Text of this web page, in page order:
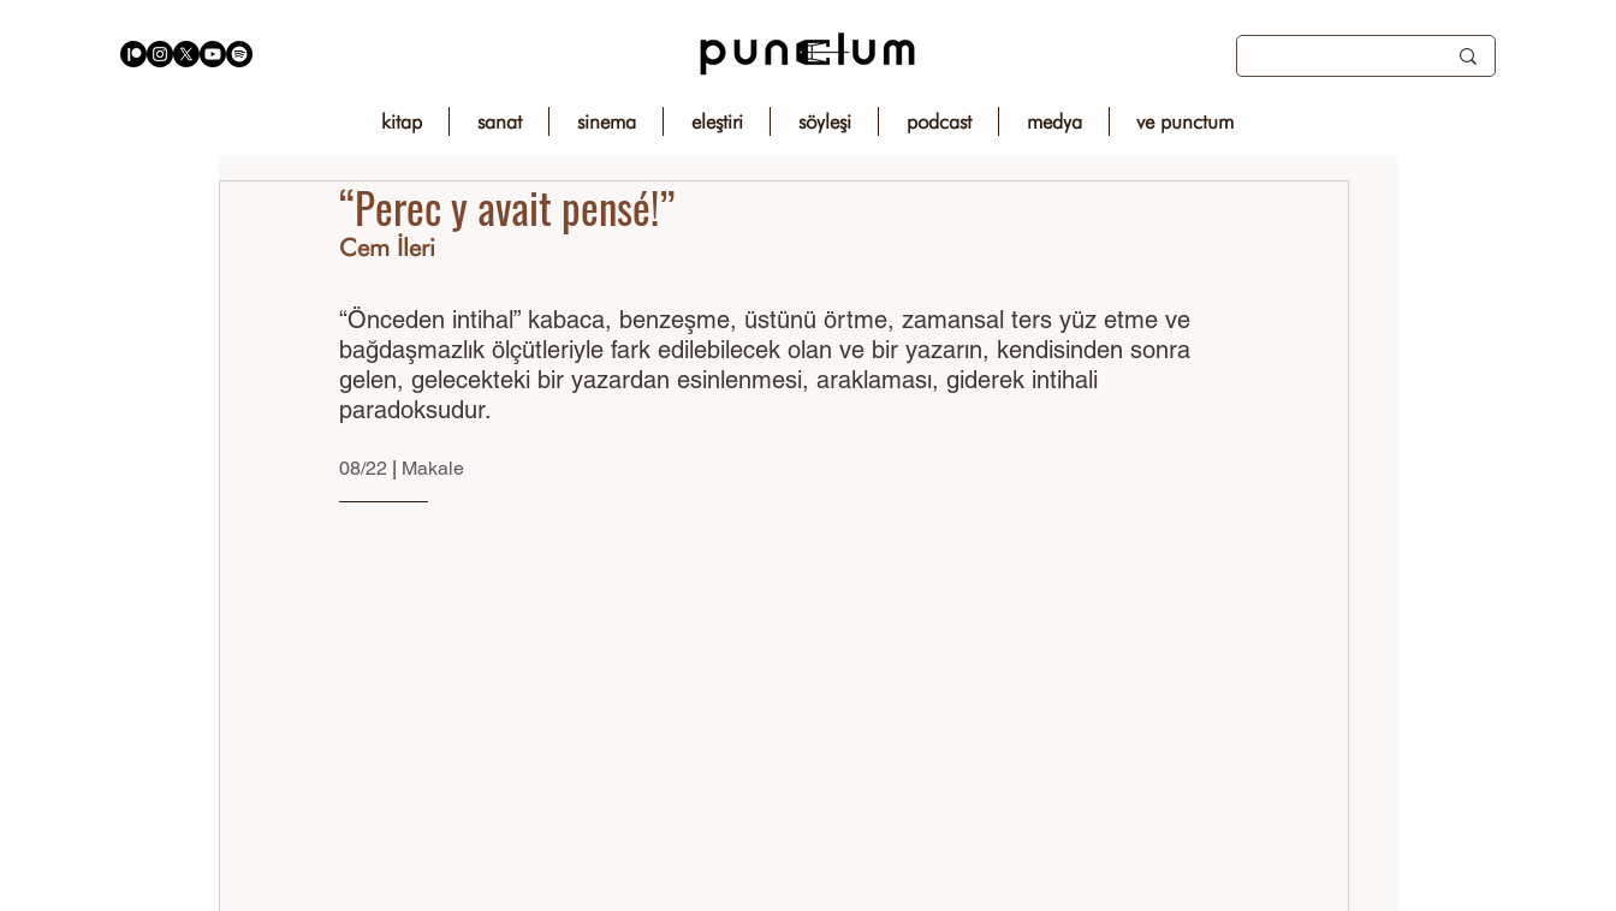
kitap sanat sinema eleştiri söyleşi podcast medya ve punctum
“Perec y avait pensé!”
Cem İleri
“Önceden intihal” kabaca, benzeşme, üstünü örtme, zamansal ters yüz etme ve
bağdaşmazlık ölçütleriyle fark edilebilecek olan ve bir yazarın, kendisinden sonra
gelen, gelecekteki bir yazardan esinlenmesi, araklaması, giderek intihali
paradoksudur.
08/22 | Makale